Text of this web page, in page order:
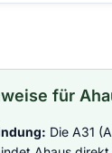
für
Die A31